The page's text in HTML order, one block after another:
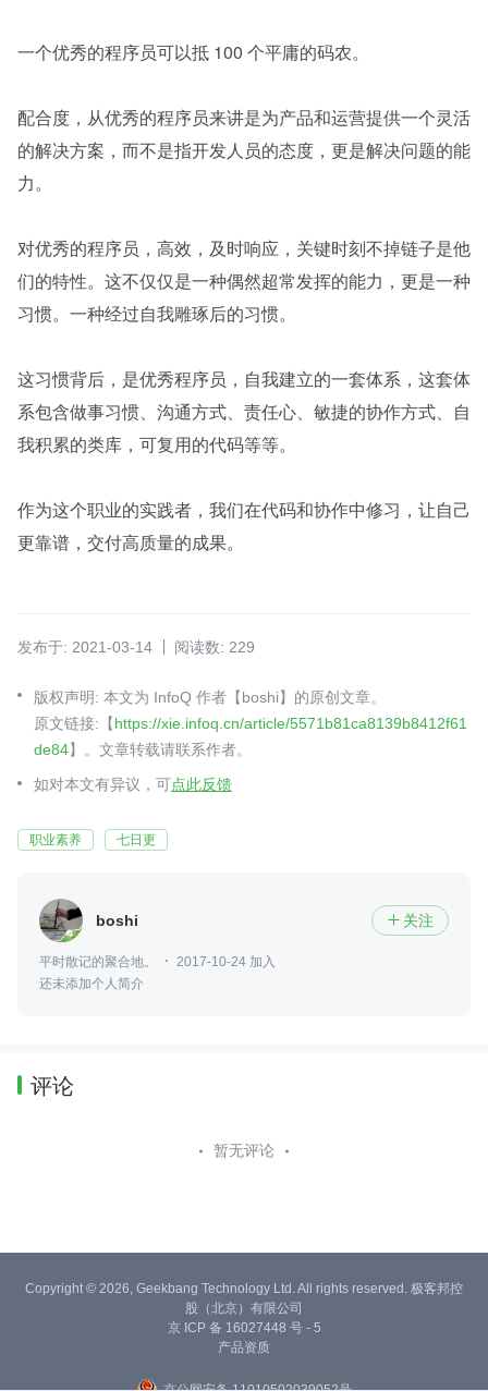
一个优秀的程序员可以抵 100 个平庸的码农。
配合度，从优秀的程序员来讲是为产品和运营提供一个灵活
的解决方案，而不是指开发人员的态度，更是解决问题的能
力。
对优秀的程序员，高效，及时响应，关键时刻不掉链子是他
们的特性。这不仅仅是一种偶然超常发挥的能力，更是一种
习惯。一种经过自我雕琢后的习惯。
这习惯背后，是优秀程序员，自我建立的一套体系，这套体
系包含做事习惯、沟通方式、责任心、敏捷的协作方式、自
我积累的类库，可复用的代码等等。
作为这个职业的实践者，我们在代码和协作中修习，让自己
更靠谱，交付高质量的成果。
发布于: 2021-03-14 阅读数: 229
版权声明: 本文为 InfoQ 作者【boshi】的原创文章。
原文链接:【https://xie.infoq.cn/article/5571b81ca8139b8412f61
de84】。文章转载请联系作者。
如对本文有异议，可点此反馈
职业素养 七日更
boshi  关注
平时散记的聚合地。
2017-10-24 加入
还未添加个人简介
评论
暂无评论
Copyright © 2026, Geekbang Technology Ltd. All rights reserved. 极客邦控
股（北京）有限公司
京 ICP 备 16027448 号 - 5
产品资质